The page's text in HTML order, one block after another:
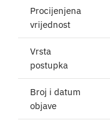
Procijenjena
vrijednost
Vrsta
postupka
Broj i datum
objave